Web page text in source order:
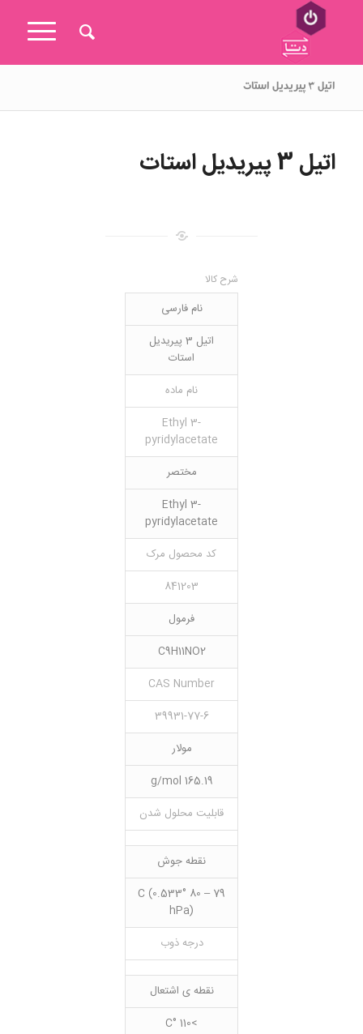
اتیل ۳ پیریدیل استات
اتیل 3 پیریدیل استات
شرح کالا
نام فارسی
اتیل 3 پیریدیل
استات
نام ماده
Ethyl 3-
pyridylacetate
مختصر
Ethyl 3-
pyridylacetate
کد محصول مرک
841203
فرمول
C9H11NO2
CAS Number
39931-77-6
مولار
165.19 g/mol
قابلیت محلول شدن
نقطه جوش
79 – 80 °C (0.533
hPa)
درجه ذوب
نقطه ی اشتعال
>110 °C